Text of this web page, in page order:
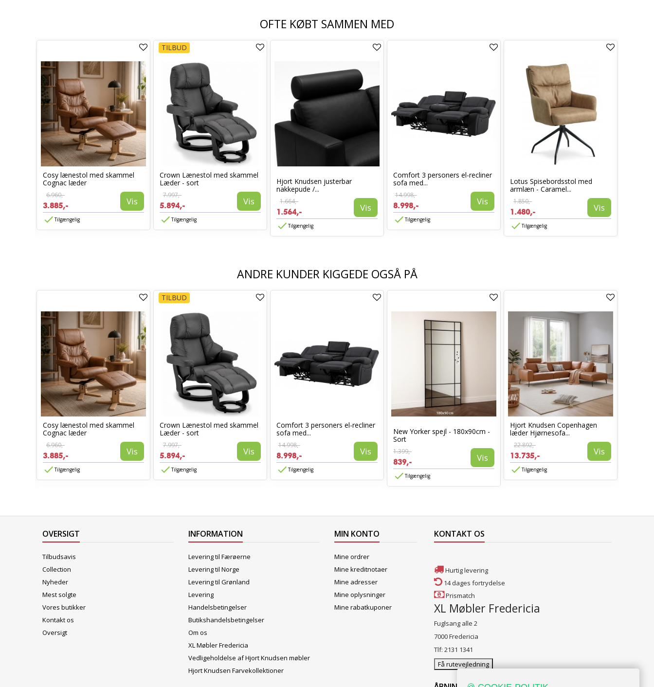
OFTE KØBT SAMMEN MED
Cosy lænestol med skammel
Cognac læder
6.960,-
3.885,- Vis
Tilgængelig
TILBUD
Crown Lænestol med skammel
Læder - sort
7.997,-
5.894,- Vis
Tilgængelig
Hjort Knudsen justerbar
nakkepude /...
1.664,-
1.564,- Vis
Tilgængelig
Comfort 3 personers el-recliner
sofa med...
14.998,-
8.998,- Vis
Tilgængelig
Lotus Spisebordsstol med
armlæn - Caramel...
1.850,-
1.480,- Vis
Tilgængelig
ANDRE KUNDER KIGGEDE OGSÅ PÅ
Cosy lænestol med skammel
Cognac læder
6.960,-
3.885,- Vis
Tilgængelig
TILBUD
Crown Lænestol med skammel
Læder - sort
7.997,-
5.894,- Vis
Tilgængelig
Comfort 3 personers el-recliner
sofa med...
14.998,-
8.998,- Vis
Tilgængelig
New Yorker spejl - 180x90cm -
Sort
1.399,-
839,- Vis
Tilgængelig
Hjort Knudsen Copenhagen
læder Hjørnesofa...
22.892,-
13.735,- Vis
Tilgængelig
OVERSIGT
Tilbudsavis
Collection
Nyheder
Mest solgte
Vores butikker
Kontakt os
Oversigt
INFORMATION
Levering til Færøerne
Levering til Norge
Levering til Grønland
Levering
Handelsbetingelser
Butikshandelsbetingelser
Om os
XL Møbler Fredericia
Vedligeholdelse af Hjort Knudsen møbler
Hjort Knudsen Farvekollektioner
MIN KONTO
Mine ordrer
Mine kreditnotaer
Mine adresser
Mine oplysninger
Mine rabatkuponer
KONTAKT OS
Hurtig levering
14 dages fortrydelse
Prismatch
XL Møbler Fredericia
Fuglsang alle 2
7000 Fredericia
Tlf: 2131 1341
Få rutevejledning